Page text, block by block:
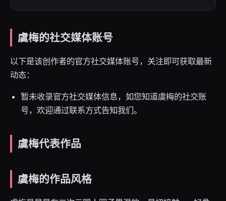
虞梅的社交媒体账号
以下是该创作者的官方社交媒体账号，关注即可获取最新
动态：
暂未收录官方社交媒体信息，如您知道虞梅的社交账
号，欢迎通过联系方式告知我们。
虞梅代表作品
虞梅的作品风格